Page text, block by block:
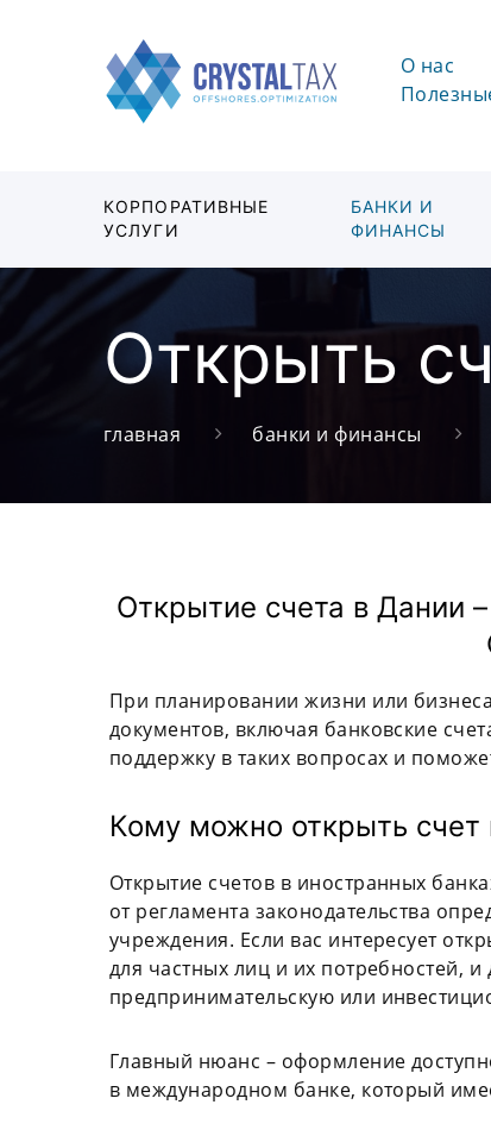
О нас
КОРПОРАТИВНЫЕ
УСЛУГИ
БАНКИ И
ФИНАНСЫ
Открыть
главная банки и финансы
Открытие счета в Дании
При планировании жизни или
документов, включая банковские
поддержку в таких вопросах и
Кому можно открыть счет
Открытие счетов в иностранных
от регламента законодательства
учреждения. Если вас интересует
для частных лиц и их потребностей,
предпринимательскую или
Главный нюанс – оформление
в международном банке, который